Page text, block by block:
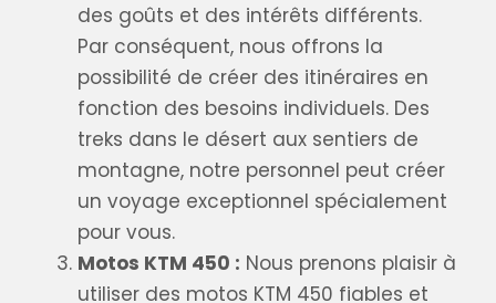
des goûts et des intérêts différents.
Par conséquent, nous offrons la
possibilité de créer des itinéraires en
fonction des besoins individuels. Des
treks dans le désert aux sentiers de
montagne, notre personnel peut créer
un voyage exceptionnel spécialement
pour vous.
Motos KTM 450 : Nous prenons plaisir à
utiliser des motos KTM 450 fiables et